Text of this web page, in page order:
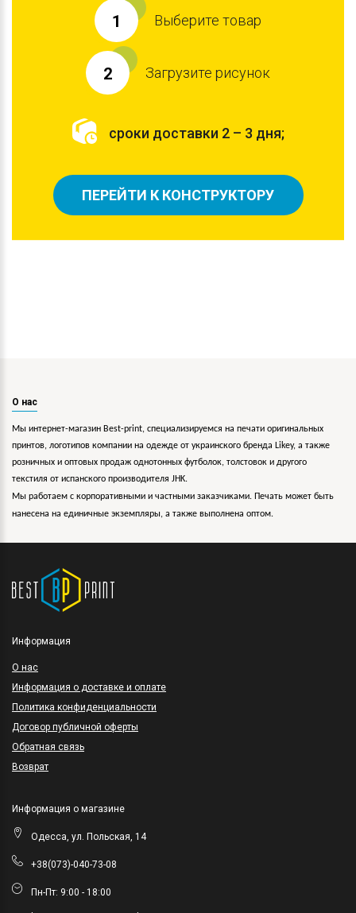
1 Выберите товар
2 Загрузите рисунок
сроки доставки 2 – 3 дня;
ПЕРЕЙТИ К КОНСТРУКТОРУ
О нас
Мы интернет-магазин Best-print, специализируемся на печати оригинальных
принтов, логотипов компании на одежде от украинского бренда Likey, а также
розничных и оптовых продаж однотонных футболок, толстовок и другого
текстиля от испанского производителя JHK.
Мы работаем с корпоративными и частными заказчиками. Печать может быть
нанесена на единичные экземпляры, а также выполнена оптом.
Информация
O нас
Информация о доставке и оплате
Политика конфиденциальности
Договор публичной оферты
Обратная связь
Возврат
Информация о магазине
Одесса, ул. Польская, 14
+38(073)-040-73-08
Пн-Пт: 9:00 - 18:00